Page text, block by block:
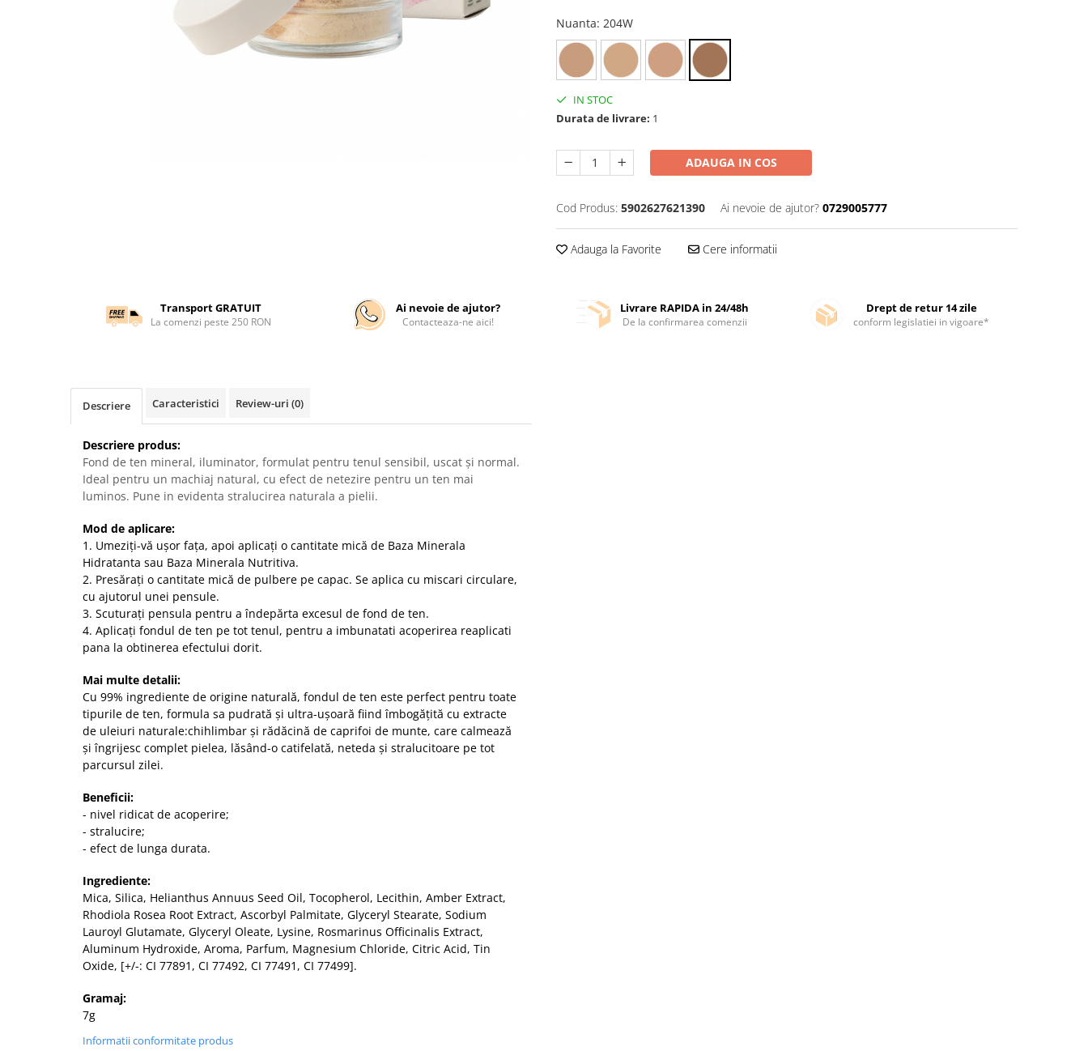
Nuanta: 204W
IN STOC
Durata de livrare: 1
ADAUGA IN COS
Cod Produs: 5902627621390 Ai nevoie de ajutor? 0729005777
Adauga la Favorite Cere informatii
Transport GRATUIT
La comenzi peste 250 RON
Ai nevoie de ajutor?
Contacteaza-ne aici!
Livrare RAPIDA in 24/48h
De la confirmarea comenzii
Drept de retur 14 zile
conform legislatiei in vigoare*
Descriere Caracteristici Review-uri (0)
Descriere produs:
Fond de ten mineral, iluminator, formulat pentru tenul sensibil, uscat și normal.
Ideal pentru un machiaj natural, cu efect de netezire pentru un ten mai
luminos. Pune in evidenta stralucirea naturala a pielii.
Mod de aplicare:
1. Umeziți-vă ușor fața, apoi aplicați o cantitate mică de Baza Minerala
Hidratanta sau Baza Minerala Nutritiva.
2. Presărați o cantitate mică de pulbere pe capac. Se aplica cu miscari circulare,
cu ajutorul unei pensule.
3. Scuturați pensula pentru a îndepărta excesul de fond de ten.
4. Aplicați fondul de ten pe tot tenul, pentru a imbunatati acoperirea reaplicati
pana la obtinerea efectului dorit.
Mai multe detalii:
Cu 99% ingrediente de origine naturală, fondul de ten este perfect pentru toate
tipurile de ten, formula sa pudrată și ultra-ușoară fiind îmbogățită cu extracte
de uleiuri naturale:chihlimbar și rădăcină de caprifoi de munte, care calmează
și îngrijesc complet pielea, lăsând-o catifelată, neteda și stralucitoare pe tot
parcursul zilei.
Beneficii:
- nivel ridicat de acoperire;
- stralucire;
- efect de lunga durata.
Ingrediente:
Mica, Silica, Helianthus Annuus Seed Oil, Tocopherol, Lecithin, Amber Extract,
Rhodiola Rosea Root Extract, Ascorbyl Palmitate, Glyceryl Stearate, Sodium
Lauroyl Glutamate, Glyceryl Oleate, Lysine, Rosmarinus Officinalis Extract,
Aluminum Hydroxide, Aroma, Parfum, Magnesium Chloride, Citric Acid, Tin
Oxide, [+/-: CI 77891, CI 77492, CI 77491, CI 77499].
Gramaj:
7g
Informatii conformitate produs